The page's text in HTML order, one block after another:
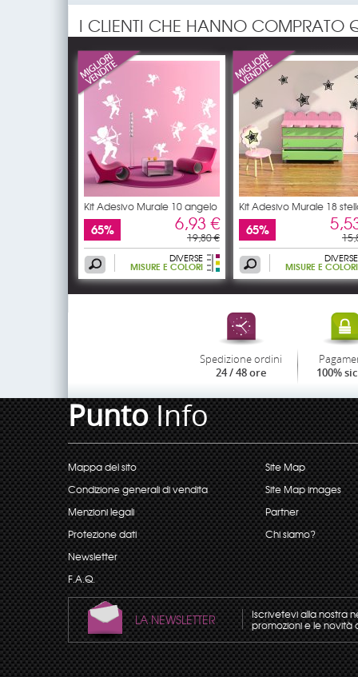
I CLIENTI CHE HANNO COMPRATO
Kit Adesivo Murale 10 angelo
65% 6,93 €
19,80 €
DIVERSE
MISURE E COLORI
Kit Adesivo Murale 18
65%
DIVERSE
MISURE E COLORI
Spedizione ordini
24 / 48 ore 100%
PuntoInfo
Mappa del sito
Condizione generali di vendita
Menzioni legali
Protezione dati
Newsletter
F.A.Q.
Site Map
Site Map images
Partner
Chi siamo?
LA NEWSLETTER Iscrivetevi alla nostra
promozioni e le novità